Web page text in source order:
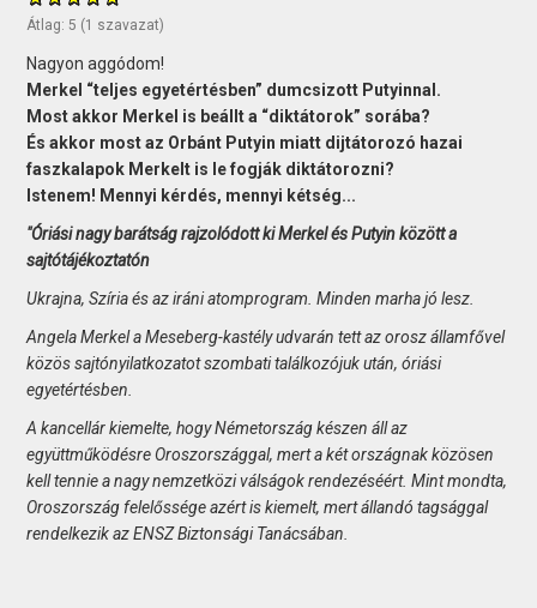
Átlag: 5 (1 szavazat)
Nagyon aggódom!
Merkel “teljes egyetértésben” dumcsizott Putyinnal.
Most akkor Merkel is beállt a “diktátorok” sorába?
És akkor most az Orbánt Putyin miatt dijtátorozó hazai
faszkalapok Merkelt is le fogják diktátorozni?
Istenem! Mennyi kérdés, mennyi kétség...
"Óriási nagy barátság rajzolódott ki Merkel és Putyin között a
sajtótájékoztatón
Ukrajna, Szíria és az iráni atomprogram. Minden marha jó lesz.
Angela Merkel a Meseberg-kastély udvarán tett az orosz államfővel
közös sajtónyilatkozatot szombati találkozójuk után, óriási
egyetértésben.
A kancellár kiemelte, hogy Németország készen áll az
együttműködésre Oroszországgal, mert a két országnak közösen
kell tennie a nagy nemzetközi válságok rendezéséért. Mint mondta,
Oroszország felelőssége azért is kiemelt, mert állandó tagsággal
rendelkezik az ENSZ Biztonsági Tanácsában.